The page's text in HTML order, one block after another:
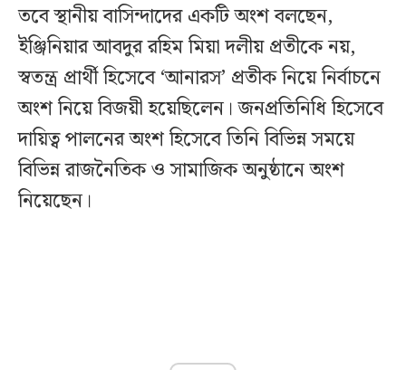
তবে স্থানীয় বাসিন্দাদের একটি অংশ বলছেন,
ইঞ্জিনিয়ার আবদুর রহিম মিয়া দলীয় প্রতীকে নয়,
স্বতন্ত্র প্রার্থী হিসেবে ‘আনারস’ প্রতীক নিয়ে নির্বাচনে
অংশ নিয়ে বিজয়ী হয়েছিলেন। জনপ্রতিনিধি হিসেবে
দায়িত্ব পালনের অংশ হিসেবে তিনি বিভিন্ন সময়ে
বিভিন্ন রাজনৈতিক ও সামাজিক অনুষ্ঠানে অংশ
নিয়েছেন।